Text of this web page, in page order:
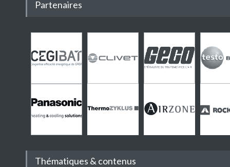
Partenaires
Thématiques & contenus